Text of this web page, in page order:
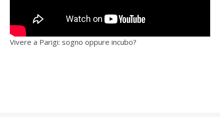
Vivere a Parigi: sogno oppure incubo?